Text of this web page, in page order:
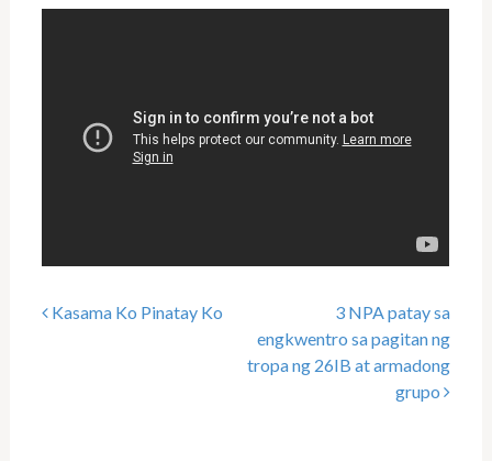
Kasama Ko Pinatay Ko
3 NPA patay sa
engkwentro sa pagitan ng
tropa ng 26IB at armadong
grupo